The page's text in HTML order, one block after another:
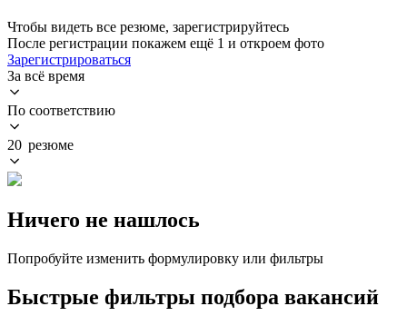
Чтобы видеть все резюме, зарегистрируйтесь
После регистрации покажем ещё 1 и откроем фото
Зарегистрироваться
За всё время
По соответствию
20 резюме
Ничего не нашлось
Попробуйте изменить формулировку или фильтры
Быстрые фильтры подбора вакансий